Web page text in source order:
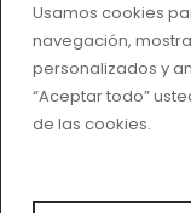
Usamos cookies
navegación,
personalizados y
“Aceptar todo”
de las cookies.
LEGAL
TÉRMINOS Y
POLÍTICA DE